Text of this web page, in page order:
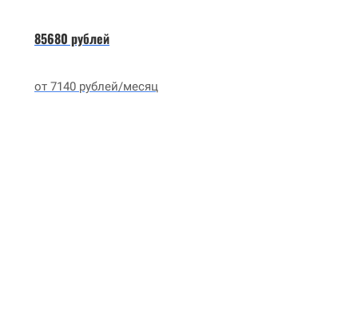
85680 рублей
от 7140 рублей/месяц